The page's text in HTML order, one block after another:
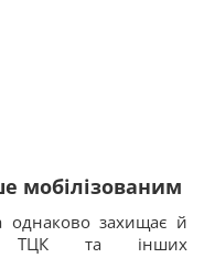
мобілізованим
однаково захищає й
ТЦК та інших